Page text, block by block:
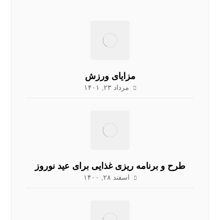
مزایای ورزش
مرداد ۲۳, ۱۴۰۱
طرح و برنامه ریزی غذایی برای عید نوروز
اسفند ۲۸, ۱۴۰۰